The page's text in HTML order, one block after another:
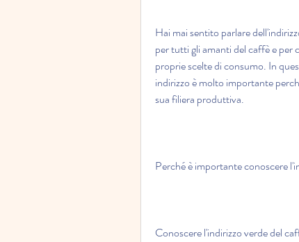
Hai mai sentito parlare
per tutti gli amanti del caffè e per
proprie scelte di consumo. In
indirizzo è molto importante
sua filiera produttiva.
Perché è importante conoscere
Conoscere l'indirizzo verde del